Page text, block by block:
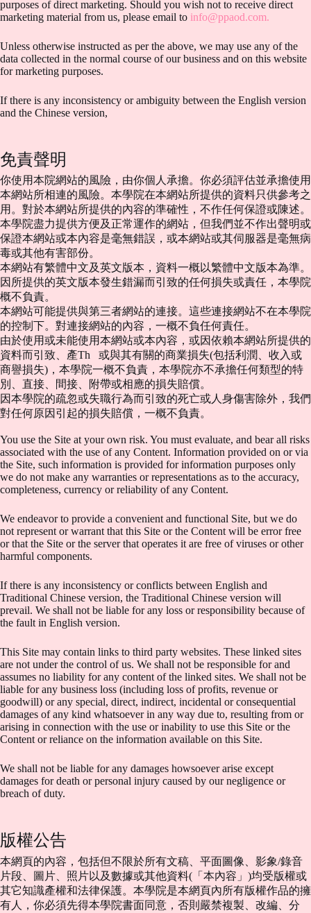
purposes of direct marketing. Should you wish not to receive direct
marketing material from us, please email to info@ppaod.com.
Unless otherwise instructed as per the above, we may use any of the
data collected in the normal course of our business and on this website
for marketing purposes.
If there is any inconsistency or ambiguity between the English version
and the Chinese version,
免責聲明
你使用本院網站的風險，由你個人承擔。你必須評估並承擔使用
本網站所相連的風險。本學院在本網站所提供的資料只供參考之
用。對於本網站所提供的內容的準確性，不作任何保證或陳述。
本學院盡力提供方便及正常運作的網站，但我們並不作出聲明或
保證本網站或本內容是毫無錯誤，或本網站或其伺服器是毫無病
毒或其他有害部份。
本網站有繁體中文及英文版本，資料一概以繁體中文版本為準。
因所提供的英文版本發生錯漏而引致的任何損失或責任，本學院
概不負責。
本網站可能提供與第三者網站的連接。這些連接網站不在本學院
的控制下。對連接網站的內容，一概不負任何責任。
由於使用或未能使用本網站或本內容，或因依賴本網站所提供的
資料而引致、產Th 或與其有關的商業損失(包括利潤、收入或
商譽損失)，本學院一概不負責，本學院亦不承擔任何類型的特
別、直接、間接、附帶或相應的損失賠償。
因本學院的疏忽或失職行為而引致的死亡或人身傷害除外，我們
對任何原因引起的損失賠償，一概不負責。
You use the Site at your own risk. You must evaluate, and bear all risks
associated with the use of any Content. Information provided on or via
the Site, such information is provided for information purposes only
we do not make any warranties or representations as to the accuracy,
completeness, currency or reliability of any Content.
We endeavor to provide a convenient and functional Site, but we do
not represent or warrant that this Site or the Content will be error free
or that the Site or the server that operates it are free of viruses or other
harmful components.
If there is any inconsistency or conflicts between English and
Traditional Chinese version, the Traditional Chinese version will
prevail. We shall not be liable for any loss or responsibility because of
the fault in English version.
This Site may contain links to third party websites. These linked sites
are not under the control of us. We shall not be responsible for and
assumes no liability for any content of the linked sites. We shall not be
liable for any business loss (including loss of profits, revenue or
goodwill) or any special, direct, indirect, incidental or consequential
damages of any kind whatsoever in any way due to, resulting from or
arising in connection with the use or inability to use this Site or the
Content or reliance on the information available on this Site.
We shall not be liable for any damages howsoever arise except
damages for death or personal injury caused by our negligence or
breach of duty.
版權公告
本網頁的內容，包括但不限於所有文稿、平面圖像、影象/錄音
片段、圖片、照片以及數據或其他資料(「本內容」)均受版權或
其它知識產權和法律保護。本學院是本網頁內所有版權作品的擁
有人，你必須先得本學院書面同意，否則嚴禁複製、改編、分